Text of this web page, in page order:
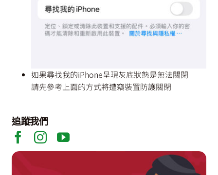
如果尋找我的iPhone呈現灰底狀態是無法關閉
請先參考上面的方式將遭竊裝置防護關閉
追蹤我們